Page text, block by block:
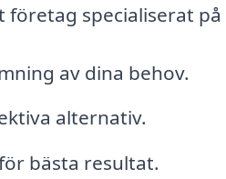
specialiserat
av dina behov.
alternativ.
bästa resultat.